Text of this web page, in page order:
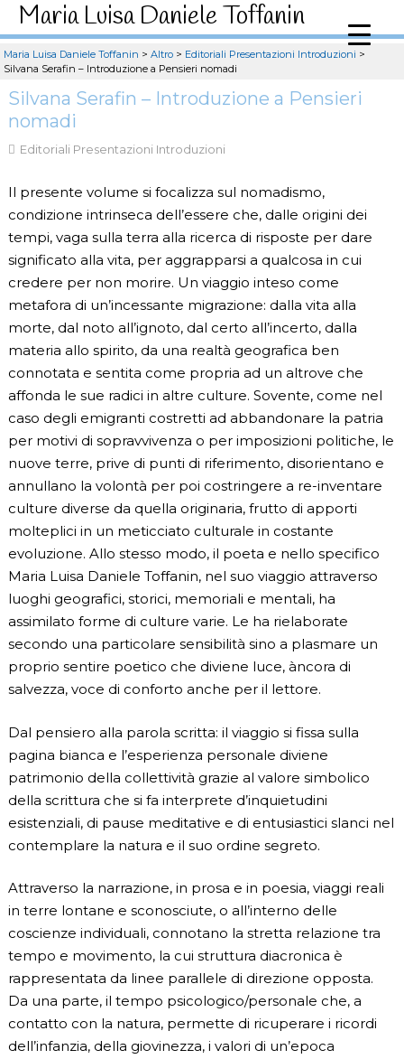
Maria Luisa Daniele Toffanin
Maria Luisa Daniele Toffanin > Altro > Editoriali Presentazioni Introduzioni >
Silvana Serafin – Introduzione a Pensieri nomadi
Silvana Serafin – Introduzione a Pensieri
nomadi
Editoriali Presentazioni Introduzioni
Il presente volume si focalizza sul nomadismo,
condizione intrinseca dell’essere che, dalle origini dei
tempi, vaga sulla terra alla ricerca di risposte per dare
significato alla vita, per aggrapparsi a qualcosa in cui
credere per non morire. Un viaggio inteso come
metafora di un’incessante migrazione: dalla vita alla
morte, dal noto all’ignoto, dal certo all’incerto, dalla
materia allo spirito, da una realtà geografica ben
connotata e sentita come propria ad un altrove che
affonda le sue radici in altre culture. Sovente, come nel
caso degli emigranti costretti ad abbandonare la patria
per motivi di sopravvivenza o per imposizioni politiche, le
nuove terre, prive di punti di riferimento, disorientano e
annullano la volontà per poi costringere a re-inventare
culture diverse da quella originaria, frutto di apporti
molteplici in un meticciato culturale in costante
evoluzione. Allo stesso modo, il poeta e nello specifico
Maria Luisa Daniele Toffanin, nel suo viaggio attraverso
luoghi geografici, storici, memoriali e mentali, ha
assimilato forme di culture varie. Le ha rielaborate
secondo una particolare sensibilità sino a plasmare un
proprio sentire poetico che diviene luce, àncora di
salvezza, voce di conforto anche per il lettore.
Dal pensiero alla parola scritta: il viaggio si fissa sulla
pagina bianca e l’esperienza personale diviene
patrimonio della collettività grazie al valore simbolico
della scrittura che si fa interprete d’inquietudini
esistenziali, di pause meditative e di entusiastici slanci nel
contemplare la natura e il suo ordine segreto.
Attraverso la narrazione, in prosa e in poesia, viaggi reali
in terre lontane e sconosciute, o all’interno delle
coscienze individuali, connotano la stretta relazione tra
tempo e movimento, la cui struttura diacronica è
rappresentata da linee parallele di direzione opposta.
Da una parte, il tempo psicologico/personale che, a
contatto con la natura, permette di ricuperare i ricordi
dell’infanzia, della giovinezza, i valori di un’epoca